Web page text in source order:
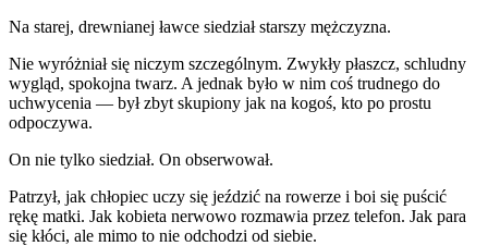
Na starej, drewnianej ławce siedział starszy mężczyzna.
Nie wyróżniał się niczym szczególnym. Zwykły płaszcz, schludny
wygląd, spokojna twarz. A jednak było w nim coś trudnego do
uchwycenia — był zbyt skupiony jak na kogoś, kto po prostu
odpoczywa.
On nie tylko siedział. On obserwował.
Patrzył, jak chłopiec uczy się jeździć na rowerze i boi się puścić
rękę matki. Jak kobieta nerwowo rozmawia przez telefon. Jak para
się kłóci, ale mimo to nie odchodzi od siebie.